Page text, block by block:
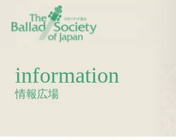
information
情報広場